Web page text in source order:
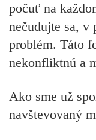
počuť na
nečudujte sa, v
problém. Táto
nekonfliktnú a
Ako sme už
navštevovaný